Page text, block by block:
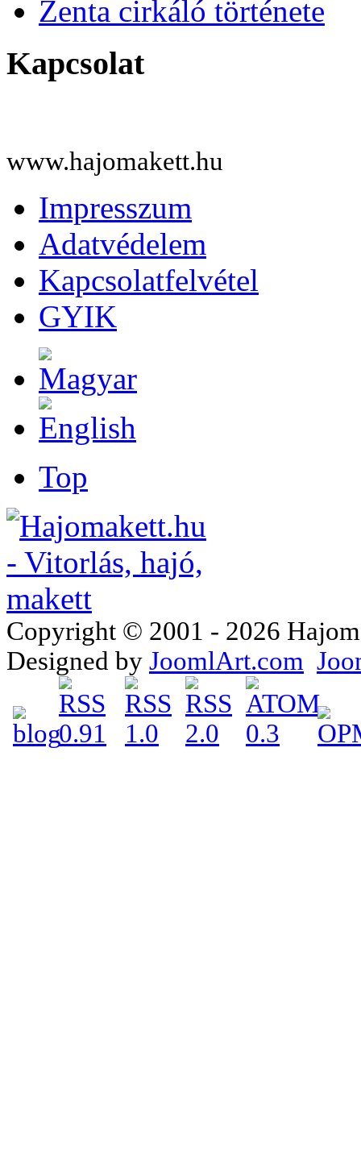
Zenta cirkáló története
Kapcsolat
www.hajomakett.hu
Impresszum
Adatvédelem
Kapcsolatfelvétel
GYIK
Top
Copyright © 2001 - 2026
Designed by JoomlArt.com